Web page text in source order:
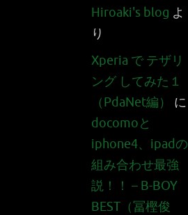
Hiroaki's blog よ
り
Xperia で テザリ
ング してみた１
（PdaNet編）
に
docomoと
iphone4、ipadの
組み合わせ最強
説！！ – B-BOY
BEST（冨樫俊